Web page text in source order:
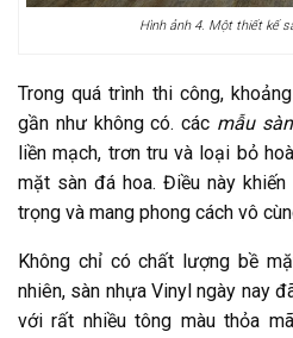
Hình ảnh 4. Một thiết kế
Trong quá trình thi công,
gần như không có. các mẫu
liền mạch, trơn tru và loại bỏ
mặt sàn đá hoa. Điều này
trọng và mang phong cách vô
Không chỉ có chất lượng bề
nhiên, sàn nhựa Vinyl ngày nay
với rất nhiều tông màu thỏa